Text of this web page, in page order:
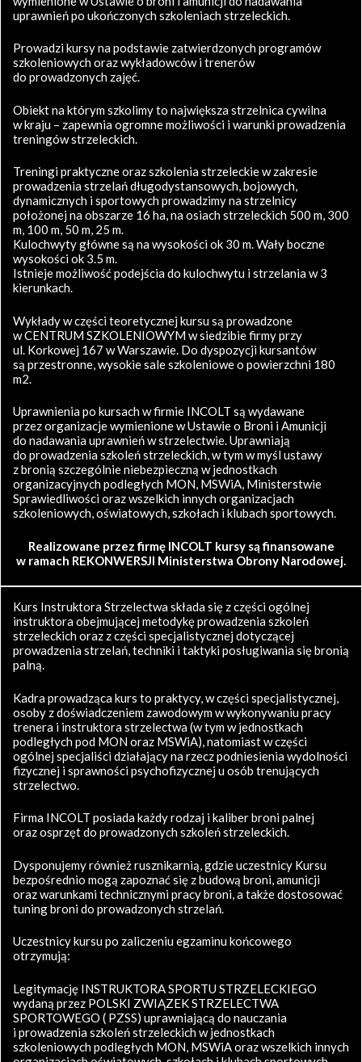
uprawnień po ukończonych szkoleniach strzeleckich.
Prowadzi kursy na podstawie zatwierdzonych programów
szkoleniowych oraz wykładowców i trenerów
do prowadzonych zajęć.
Obiekt na którym szkolimy to największa strzelnica cywilna
w kraju – zapewnia ogromne możliwości i warunki prowadzenia
treningów strzeleckich.
Treningi praktyczne oraz szkolenia strzeleckie w zakresie
prowadzenia strzelań długodystansowych, bojowych,
dynamicznych i sportowych prowadzimy na strzelnicy
położonej na obszarze 16 ha, na osiach strzeleckich 500 m, 300
m, 100 m, 50 m, 25 m.
Kulochwyty główne są na wysokości ok 30 m. Wały boczne
wysokości ok 3.5 m.
Istnieje możliwość podejścia do kulochwytu i strzelania w 3
kierunkach.
Wykłady w części teoretycznej kursu są prowadzone
w CENTRUM SZKOLENIOWYM w siedzibie firmy przy
ul. Korkowej 167 w Warszawie. Do dyspozycji kursantów
są przestronne, wysokie sale szkoleniowe o powierzchni 180
m2.
Uprawnienia po kursach w firmie INCOLT są wydawane
przez organizacje wymienione w Ustawie o Broni i Amunicji
do nadawania uprawnień w strzelectwie. Uprawniają
do prowadzenia szkoleń strzeleckich, w tym w myśl ustawy
z bronią szczególnie niebezpieczną w jednostkach
organizacyjnych podległych MON, MSWiA, Ministerstwie
Sprawiedliwości oraz wszelkich innych organizacjach
szkoleniowych, oświatowych, szkołach i klubach sportowych.
Realizowane przez firmę INCOLT kursy są finansowane
w ramach REKONWERSJI Ministerstwa Obrony Narodowej.
Kurs Instruktora Strzelectwa składa się z części ogólnej
instruktora obejmującej metodykę prowadzenia szkoleń
strzeleckich oraz z części specjalistycznej dotyczącej
prowadzenia strzelań, techniki i taktyki posługiwania się bronią
palną.
Kadra prowadząca kurs to praktycy, w części specjalistycznej,
osoby z doświadczeniem zawodowym w wykonywaniu pracy
trenera i instruktora strzelectwa (w tym w jednostkach
podległych pod MON oraz MSWiA), natomiast w części
ogólnej specjaliści działający na rzecz podniesienia wydolności
fizycznej i sprawności psychofizycznej u osób trenujących
strzelectwo.
Firma INCOLT posiada każdy rodzaj i kaliber broni palnej
oraz osprzęt do prowadzonych szkoleń strzeleckich.
Dysponujemy również rusznikarnią, gdzie uczestnicy Kursu
bezpośrednio mogą zapoznać się z budową broni, amunicji
oraz warunkami technicznymi pracy broni, a także dostosować
tuning broni do prowadzonych strzelań.
Uczestnicy kursu po zaliczeniu egzaminu końcowego
otrzymują:
Legitymację INSTRUKTORA SPORTU STRZELECKIEGO
wydaną przez POLSKI ZWIĄZEK STRZELECTWA
SPORTOWEGO ( PZSS) uprawniającą do nauczania
i prowadzenia szkoleń strzeleckich w jednostkach
szkoleniowych podległych MON, MSWiA oraz wszelkich innych